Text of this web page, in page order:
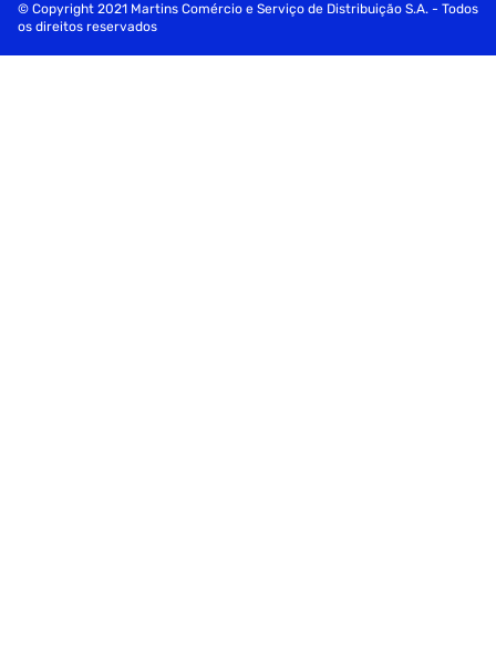
© Copyright 2021 Martins Comércio e Serviço de Distribuição S.A. - Todos
os direitos reservados